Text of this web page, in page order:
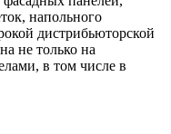
напольного
дистрибьюторской
не только на
в том числе в